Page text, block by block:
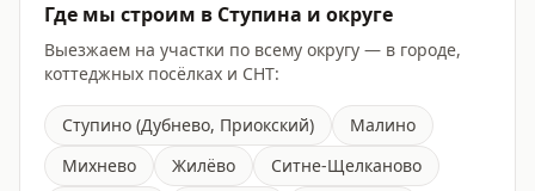
Где мы строим в Ступина и округе
Выезжаем на участки по всему округу — в городе,
коттеджных посёлках и СНТ:
Ступино (Дубнево, Приокский)
Малино
Михнево
Жилёво
Ситне-Щелканово